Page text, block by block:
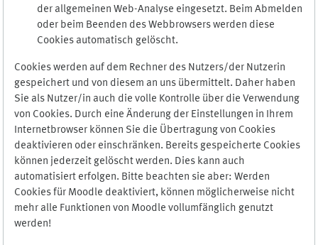
der allgemeinen Web-Analyse eingesetzt. Beim Abmelden
oder beim Beenden des Webbrowsers werden diese
Cookies automatisch gelöscht.
Cookies werden auf dem Rechner des Nutzers/der Nutzerin
gespeichert und von diesem an uns übermittelt. Daher haben
Sie als Nutzer/in auch die volle Kontrolle über die Verwendung
von Cookies. Durch eine Änderung der Einstellungen in Ihrem
Internetbrowser können Sie die Übertragung von Cookies
deaktivieren oder einschränken. Bereits gespeicherte Cookies
können jederzeit gelöscht werden. Dies kann auch
automatisiert erfolgen. Bitte beachten sie aber: Werden
Cookies für Moodle deaktiviert, können möglicherweise nicht
mehr alle Funktionen von Moodle vollumfänglich genutzt
werden!